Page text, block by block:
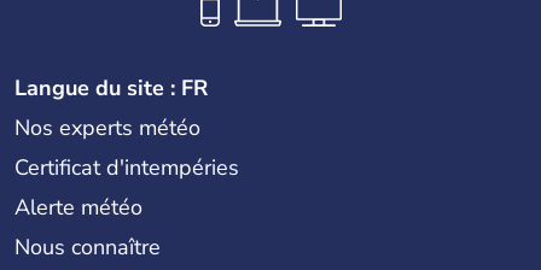
Langue du site : FR
Nos experts météo
Certificat d'intempéries
Alerte météo
Nous connaître